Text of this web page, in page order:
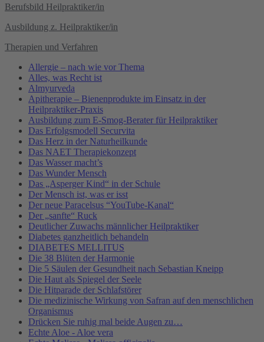
Berufsbild Heilpraktiker/in
Ausbildung z. Heilpraktiker/in
Therapien und Verfahren
Allergie – nach wie vor Thema
Alles, was Recht ist
Almyurveda
Apitherapie – Bienenprodukte im Einsatz in der
Heilpraktiker-Praxis
Ausbildung zum E-Smog-Berater für Heilpraktiker
Das Erfolgsmodell Securvita
Das Herz in der Naturheilkunde
Das NAET Therapiekonzept
Das Wasser macht’s
Das Wunder Mensch
Das „Asperger Kind“ in der Schule
Der Mensch ist, was er isst
Der neue Paracelsus “YouTube-Kanal“
Der „sanfte“ Ruck
Deutlicher Zuwachs männlicher Heilpraktiker
Diabetes ganzheitlich behandeln
DIABETES MELLITUS
Die 38 Blüten der Harmonie
Die 5 Säulen der Gesundheit nach Sebastian Kneipp
Die Haut als Spiegel der Seele
Die Hitparade der Schlafstörer
Die medizinische Wirkung von Safran auf den menschlichen
Organismus
Drücken Sie ruhig mal beide Augen zu…
Echte Aloe - Aloe vera